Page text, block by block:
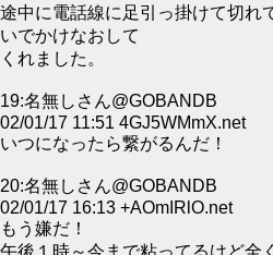
途中に電話線に足引っ掛けて切れ
いでかけなおして
くれました。
19:名無しさん@GOBANDB
02/01/17 11:51 4GJ5WMmX.net
いつになったら繋がるんだ！
20:名無しさん@GOBANDB
02/01/17 16:13 +AOmIRlO.net
もう嫌だ！
午後１時～今まで粘ってるけど全